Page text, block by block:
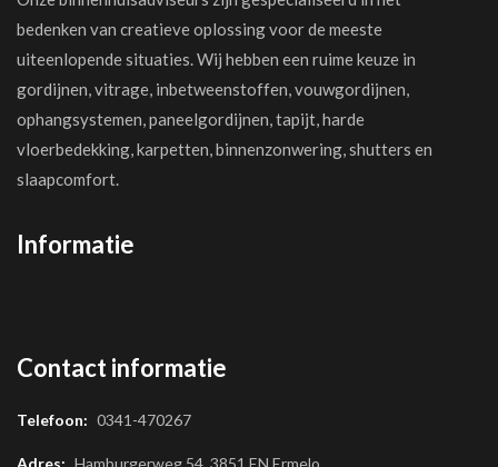
bedenken van creatieve oplossing voor de meeste
uiteenlopende situaties. Wij hebben een ruime keuze in
gordijnen, vitrage, inbetweenstoffen, vouwgordijnen,
ophangsystemen, paneelgordijnen, tapijt, harde
vloerbedekking, karpetten, binnenzonwering, shutters en
slaapcomfort.
Informatie
Contact informatie
Telefoon: 0341-470267
Adres: Hamburgerweg 54, 3851 EN Ermelo